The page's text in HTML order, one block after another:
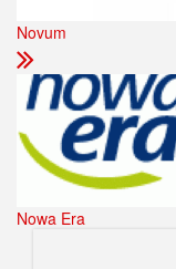
Novum
Nowa Era